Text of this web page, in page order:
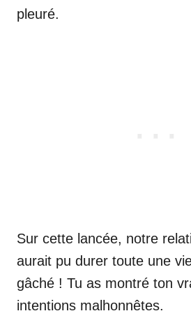
pleuré.
Sur cette lancée, notre
aurait pu durer toute une
gâché ! Tu as montré ton
intentions malhonnêtes.